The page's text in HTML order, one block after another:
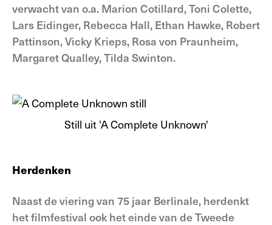
verwacht van o.a. Marion Cotillard, Toni Colette,
Lars Eidinger, Rebecca Hall, Ethan Hawke, Robert
Pattinson, Vicky Krieps, Rosa von Praunheim,
Margaret Qualley, Tilda Swinton.
Still uit 'A Complete Unknown'
Herdenken
Naast de viering van 75 jaar Berlinale, herdenkt
het filmfestival ook het einde van de Tweede